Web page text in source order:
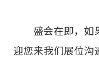
盛会在即，如
迎您来我们展位沟